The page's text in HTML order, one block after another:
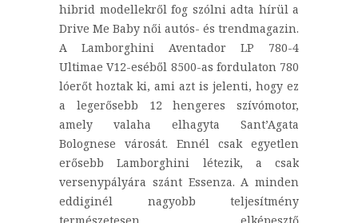
hibrid modellekről fog szólni adta hírül a
Drive Me Baby női autós- és trendmagazin.
A Lamborghini Aventador LP 780-4
Ultimae V12-eséből 8500-as fordulaton 780
lóerőt hoztak ki, ami azt is jelenti, hogy ez
a legerősebb 12 hengeres szívómotor,
amely valaha elhagyta Sant’Agata
Bolognese városát. Ennél csak egyetlen
erősebb Lamborghini létezik, a csak
versenypályára szánt Essenza. A minden
eddiginél nagyobb teljesítmény
természetesen elképesztő